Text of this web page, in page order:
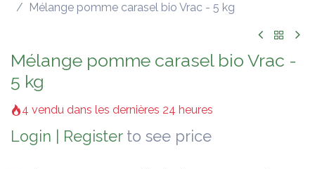
Mélange pomme carasel bio Vrac - 5 kg
Mélange pomme carasel bio Vrac -
5 kg
4 vendu dans les dernières 24 heures
Login Register to see price